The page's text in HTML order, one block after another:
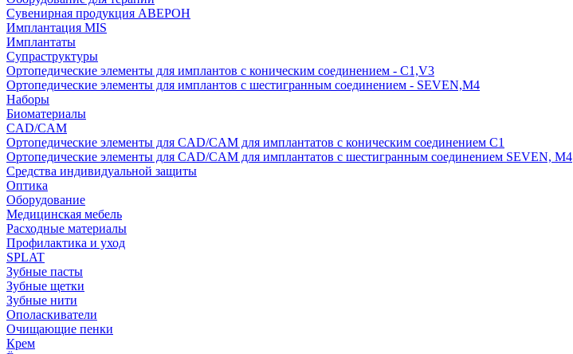
Сувенирная продукция АВЕРОН
Имплантация MIS
Имплантаты
Супраструктуры
Ортопедические элементы для имплантов с коническим соединением - C1,V3
Ортопедические элементы для имплантов с шестигранным соединением - SEVEN,M4
Наборы
Биоматериалы
CAD/CAM
Ортопедические элементы для CAD/CAM для имплантатов с коническим соединением С1
Ортопедические элементы для CAD/CAM для имплантатов с шестигранным соединением SEVEN, М4
Средства индивидуальной защиты
Оптика
Оборудование
Медицинская мебель
Расходные материалы
Профилактика и уход
SPLAT
Зубные пасты
Зубные щетки
Зубные нити
Ополаскиватели
Очищающие пенки
Крем